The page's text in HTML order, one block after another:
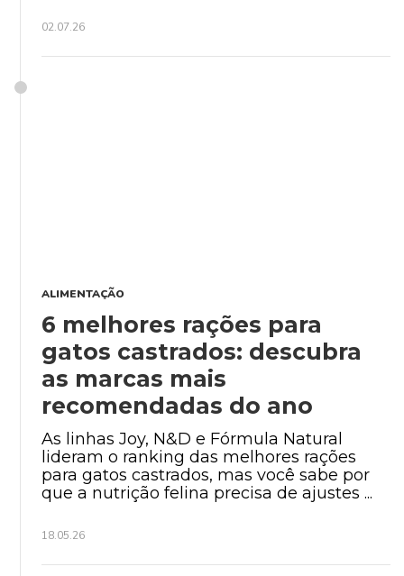
02.07.26
ALIMENTAÇÃO
6 melhores rações para
gatos castrados: descubra
as marcas mais
recomendadas do ano
As linhas Joy, N&D e Fórmula Natural
lideram o ranking das melhores rações
para gatos castrados, mas você sabe por
que a nutrição felina precisa de ajustes ...
18.05.26